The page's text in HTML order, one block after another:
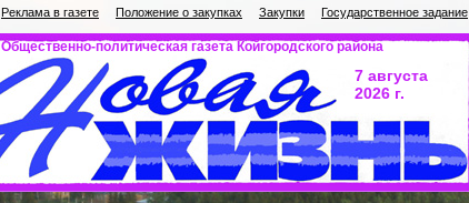
Реклама в газете Положение о закупках Закупки Государственное задание
Общественно-политическая газета Койгородского района
7 августа
2026 г.